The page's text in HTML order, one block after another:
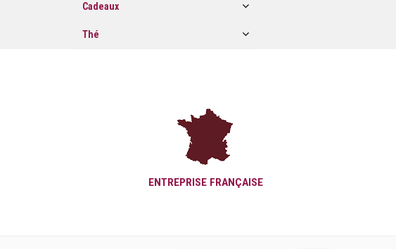
Cadeaux
Thé
ENTREPRISE FRANÇAISE